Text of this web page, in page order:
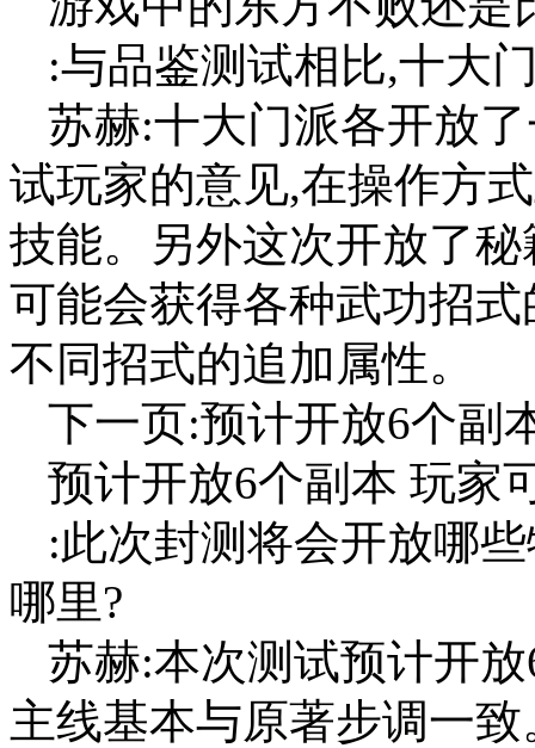
:与品鉴测试相比,十大
苏赫:十大门派各开放
试玩家的意见,在操作方
技能。另外这次开放了
可能会获得各种武功招
不同招式的追加属性。
下一页:预计开放6个副
预计开放6个副本 玩家
:此次封测将会开放哪
哪里?
苏赫:本次测试预计开
主线基本与原著步调一